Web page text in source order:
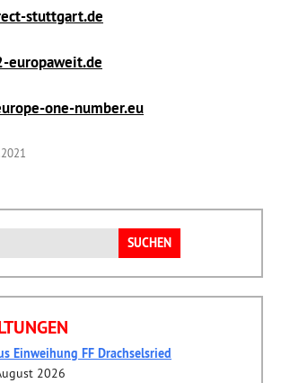
stuttgart.de
europaweit.de
one-number.eu
Einweihung FF Drachselsried
2026